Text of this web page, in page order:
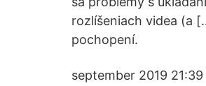
rozlíšeniach videa (a
pochopení.
september 2019